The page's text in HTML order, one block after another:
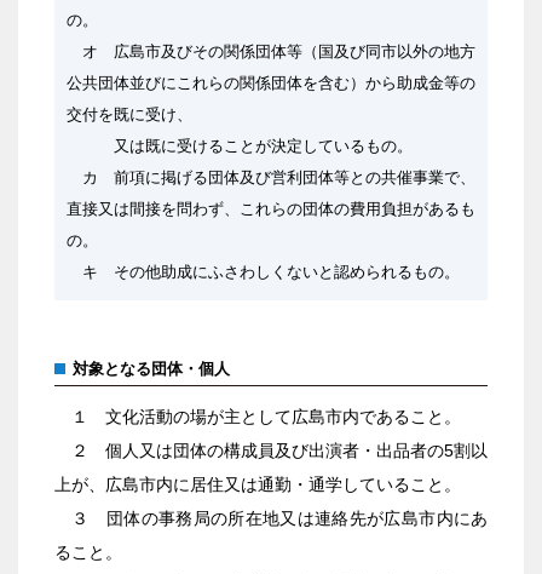
の。
オ 広島市及びその関係団体等（国及び同市以外の地方
公共団体並びにこれらの関係団体を含む）から助成金等の
交付を既に受け、
又は既に受けることが決定しているもの。
カ 前項に掲げる団体及び営利団体等との共催事業で、
直接又は間接を問わず、これらの団体の費用負担があるも
の。
キ その他助成にふさわしくないと認められるもの。
対象となる団体・個人
１ 文化活動の場が主として広島市内であること。
２ 個人又は団体の構成員及び出演者・出品者の5割以
上が、広島市内に居住又は通勤・通学していること。
３ 団体の事務局の所在地又は連絡先が広島市内にあ
ること。